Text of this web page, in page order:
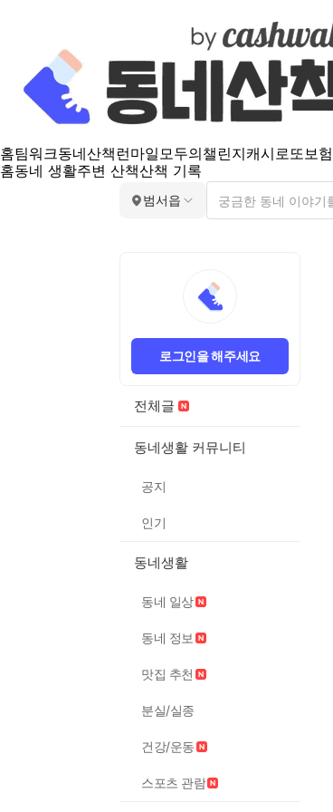
홈팀워크동네산책 런마일모두의챌린지캐시로또보험
홈동네 생활주변 산책산책 기록
범서읍
로그인을 해주세요
전체글
동네생활 커뮤니티
공지
인기
동네생활
동네 일상
동네 정보
맛집 추천
분실/실종
건강/운동
스포츠 관람